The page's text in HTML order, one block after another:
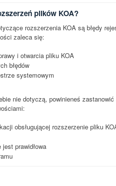
plików KOA?
rozszerzenia KOA są błędy
zaleca się:
i otwarcia pliku KOA
błędów
systemowym
nie dotyczą, powinieneś
obsługującej rozszerzenie pliku
prawidłowa